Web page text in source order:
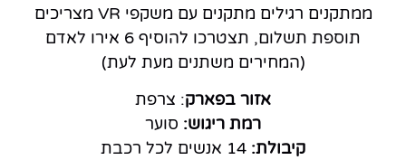
ממתקנים רגילים מתקנים עם משקפי VR מצריכים
תוספת תשלום, תצטרכו להוסיף 6 אירו לאדם
(המחירים משתנים מעת לעת)
אזור בפארק: צרפת
רמת ריגוש: סוער
קיבולת: 14 אנשים לכל רכבת